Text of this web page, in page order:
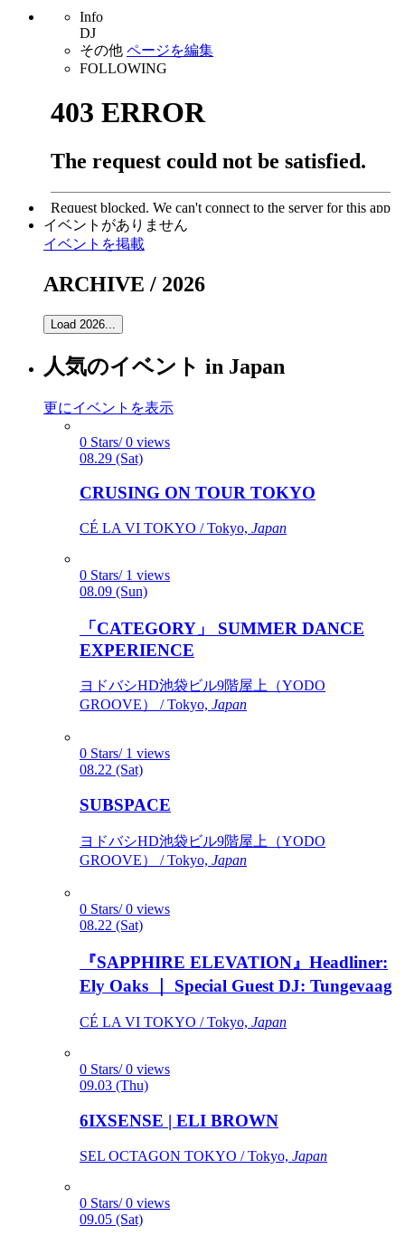
Info
DJ
その他 ページを編集
FOLLOWING
イベントがありません
イベントを掲載
ARCHIVE / 2026
Load 2026...
人気のイベント in Japan
更にイベントを表示
0 Stars/ 0 views
08.29 (Sat)
CRUSING ON TOUR TOKYO
CÉ LA VI TOKYO / Tokyo, Japan
0 Stars/ 1 views
08.09 (Sun)
「CATEGORY」 SUMMER DANCE
EXPERIENCE
ヨドバシHD池袋ビル9階屋上（YODO
GROOVE） / Tokyo, Japan
0 Stars/ 1 views
08.22 (Sat)
SUBSPACE
ヨドバシHD池袋ビル9階屋上（YODO
GROOVE） / Tokyo, Japan
0 Stars/ 0 views
08.22 (Sat)
『SAPPHIRE ELEVATION』Headliner:
Ely Oaks ｜ Special Guest DJ: Tungevaag
CÉ LA VI TOKYO / Tokyo, Japan
0 Stars/ 0 views
09.03 (Thu)
6IXSENSE | ELI BROWN
SEL OCTAGON TOKYO / Tokyo, Japan
0 Stars/ 0 views
09.05 (Sat)